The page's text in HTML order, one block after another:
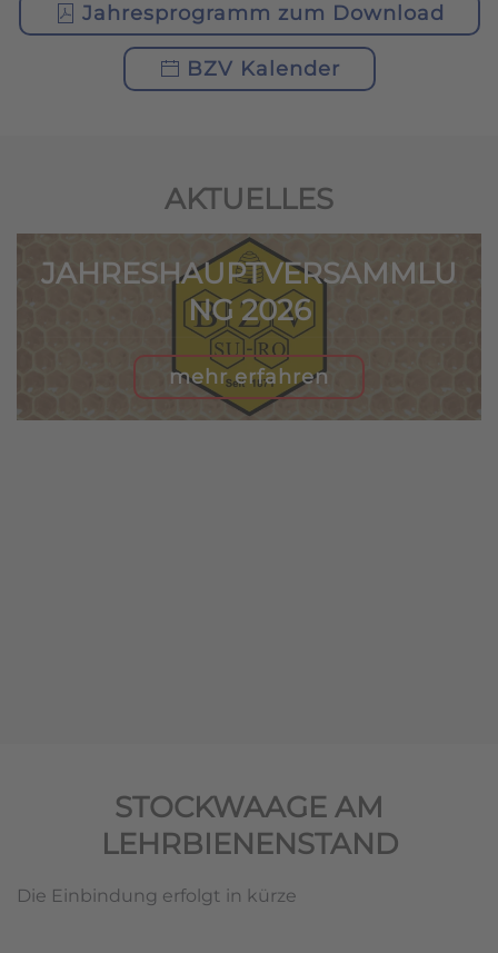
Jahresprogramm zum Download
BZV Kalender
AKTUELLES
JAHRESHAUPTVERSAMMLU
NG 2026
mehr erfahren
STOCKWAAGE AM
LEHRBIENENSTAND
Die Einbindung erfolgt in kürze